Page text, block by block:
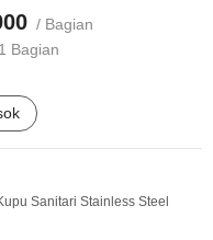
/ Bagian
1 Bagian
Sanitari Stainless Steel